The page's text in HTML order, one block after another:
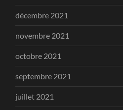
décembre 2021
novembre 2021
octobre 2021
septembre 2021
juillet 2021